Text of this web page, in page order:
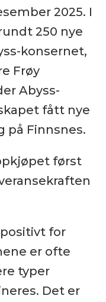
2025. I
250 nye
konsernet,
Frøy
Abyss-
fått nye
på Finnsnes.
først
for
er ofte
typer
Det er